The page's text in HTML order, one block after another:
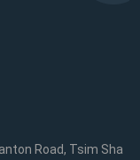
Road, Tsim Sha